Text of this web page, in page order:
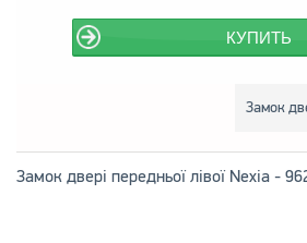
КУПИТЬ
Замок
Замок двері передньої лівої Nexia -